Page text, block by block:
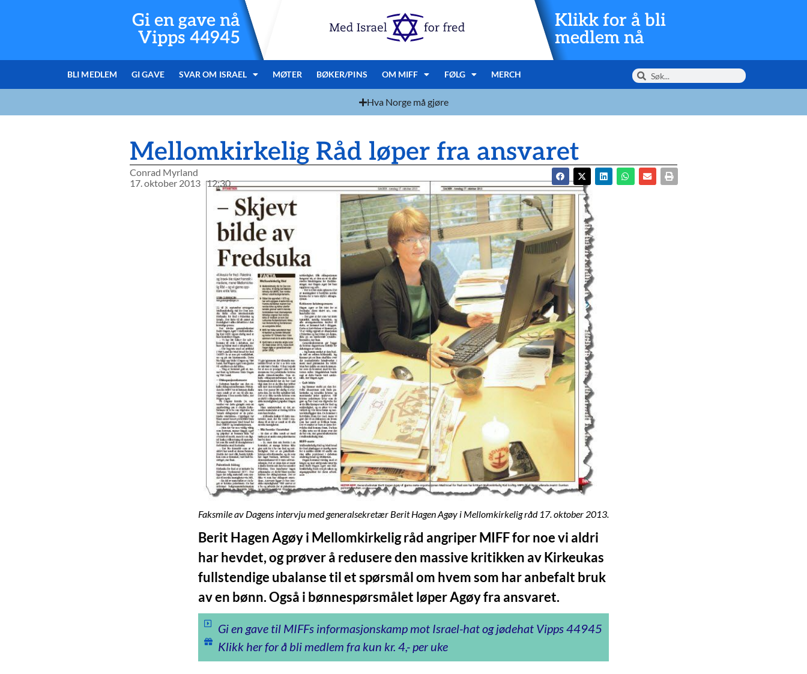
Gi en gave nå
Vipps 44945
Klikk for å bli
medlem nå
BLI MEDLEM GI GAVE SVAR OM ISRAEL MØTER BØKER/PINS OM MIFF FØLG MERCH
Hva Norge må gjøre
Mellomkirkelig Råd løper fra ansvaret
Conrad Myrland
17. oktober 2013 12:30
Faksmile av Dagens intervju med generalsekretær Berit Hagen Agøy i Mellomkirkelig råd 17. oktober 2013.
Berit Hagen Agøy i Mellomkirkelig råd angriper MIFF for noe vi aldri
har hevdet, og prøver å redusere den massive kritikken av Kirkeukas
fullstendige ubalanse til et spørsmål om hvem som har anbefalt bruk
av en bønn. Også i bønnespørsmålet løper Agøy fra ansvaret.
Gi en gave til MIFFs informasjonskamp mot Israel-hat og jødehat Vipps 44945
Klikk her for å bli medlem fra kun kr. 4,- per uke